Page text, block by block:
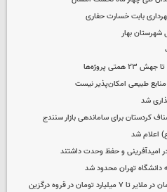
بابت خسارت حفاری
پروژه‌ها
طبیعی امکان‌پذیر نیست
شد
کردستان برای ساماندهی بازار سنندج
اعلام شد
دانشگاه تهران محدود شد